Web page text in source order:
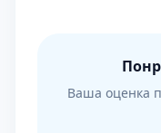
Ваша оценка